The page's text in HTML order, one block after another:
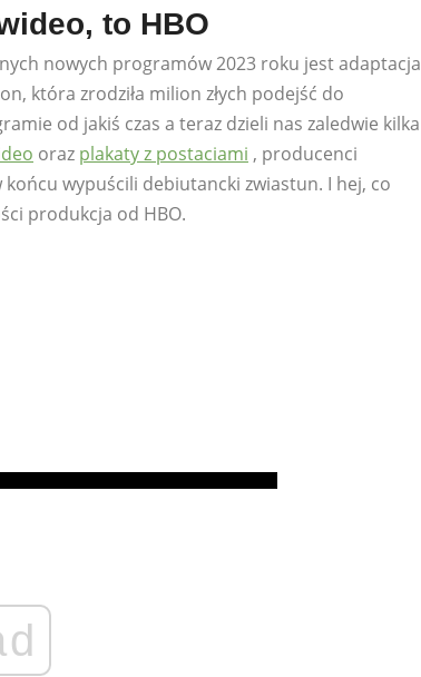
to HBO
nowych programów 2023 roku jest adaptacja
która zrodziła milion złych podejść do
od jakiś czas a teraz dzieli nas zaledwie kilka
oraz plakaty z postaciami , producenci
wypuścili debiutancki zwiastun. I hej, co
produkcja od HBO.